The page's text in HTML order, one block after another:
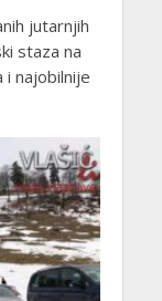
jutarnjih
staza na
i najobilnije